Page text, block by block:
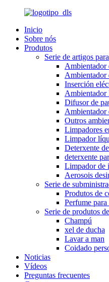
Inicio
Sobre nós
Produtos
Serie de artigos
Ambientador
Ambientador
Inserción
Ambientador
Difusor de
Ambientador
Outros
Limpadores
Limpador
Deterxente
deterxente
Limpador de
Aerosois
Serie de
Produtos de
Perfume para
Serie de produtos
Champú
xel de ducha
Lavar a man
Coidado
Noticias
Vídeos
Preguntas frecuentes